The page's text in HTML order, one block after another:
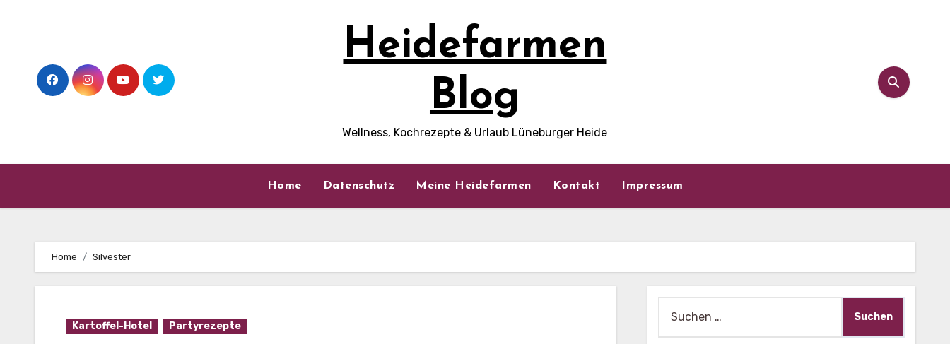
Heidefarmen
Blog
Wellness, Kochrezepte & Urlaub Lüneburger Heide
Home Datenschutz Meine Heidefarmen Kontakt Impressum
Home Silvester
Kartoffel-Hotel Partyrezepte
nach: